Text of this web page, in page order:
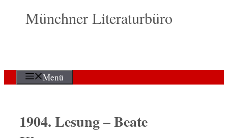
Münchner Literaturbüro
Menü
1904. Lesung – Beate